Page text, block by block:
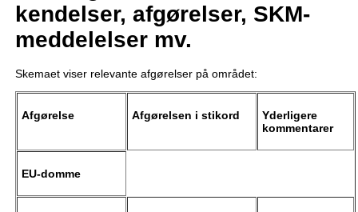
kendelser, afgørelser, SKM-
meddelelser mv.
Skemaet viser relevante afgørelser på området:
Afgørelse Afgørelsen i stikord
Yderligere
kommentarer
EU-domme